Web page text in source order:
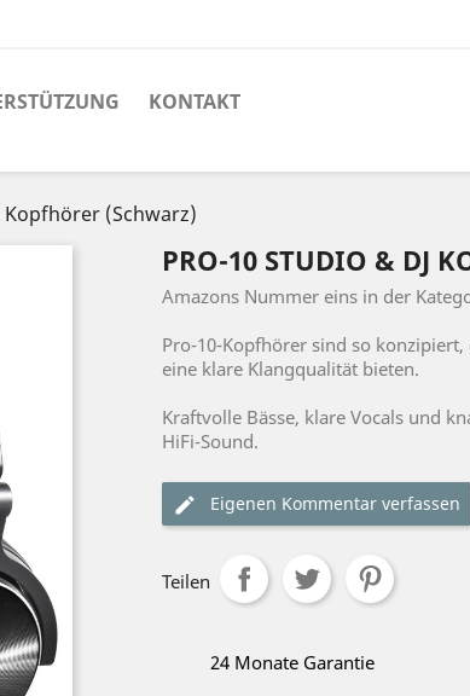
KONTAKT
Kopfhörer (Schwarz)
PRO-10 STUDIO & DJ
Amazons Nummer eins in der
Pro-10-Kopfhörer sind so
eine klare Klangqualität bieten.
Kraftvolle Bässe, klare Vocals und
HiFi-Sound.
Eigenen Kommentar verfassen
Teilen
24 Monate Garantie